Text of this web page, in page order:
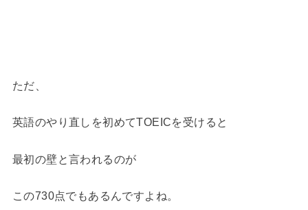
ただ、
英語のやり直しを初めてTOEICを受けると
最初の壁と言われるのが
この730点でもあるんですよね。